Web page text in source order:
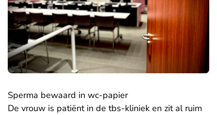
Sperma bewaard in wc-papier
De vrouw is patiënt in de tbs-kliniek en zit al ruim